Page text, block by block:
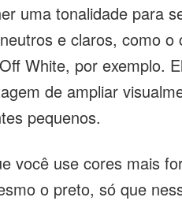
uma tonalidade para
e claros, como o
White, por exemplo.
de ampliar
pequenos.
você use cores mais
o preto, só que